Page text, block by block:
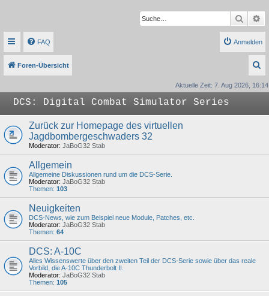
Suche
FAQ Anmelden
Foren-Übersicht
c
Aktuelle Zeit: 7. Aug 2026, 16:14
DCS: Digital Combat Simulator Series
Zurück zur Homepage des virtuellen
Jagdbombergeschwaders 32
Moderator: JaBoG32 Stab
Allgemein
Allgemeine Diskussionen rund um die DCS-Serie.
Moderator: JaBoG32 Stab
Themen: 103
Neuigkeiten
DCS-News, wie zum Beispiel neue Module, Patches, etc.
Moderator: JaBoG32 Stab
Themen: 64
DCS: A-10C
Alles Wissenswerte über den zweiten Teil der DCS-Serie sowie über das reale
Vorbild, die A-10C Thunderbolt II.
Moderator: JaBoG32 Stab
Themen: 105